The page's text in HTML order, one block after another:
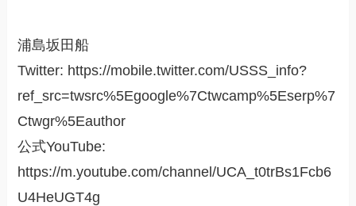
浦島坂田船
Twitter: https://mobile.twitter.com/USSS_info?
ref_src=twsrc%5Egoogle%7Ctwcamp%5Eserp%7
Ctwgr%5Eauthor
公式YouTube:
https://m.youtube.com/channel/UCA_t0trBs1Fcb6
U4HeUGT4g